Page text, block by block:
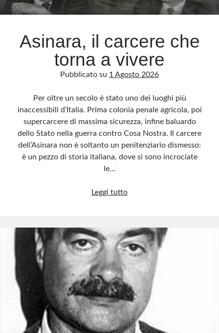
Archivio
Archivi
Questo blog non rappresenta una testata giornalistica, in quanto viene aggiornato
senza alcuna periodicità. Non può pertanto considerarsi un prodotto editoriale ai
sensi della legge n· 62 del 7.03.2001. L’autore non è responsabile di quanto
pubblicato dai lettori nei commenti ai vari post. Saranno comunque cancellati quelli
ritenuti offensivi o lesivi dell’immagine o dell’onorabilità di terzi, di genere spam,
razzisti o che contengano dati personali non conformi al rispetto delle norme sulla
diritti d’autore, vi invito a comunicarlo via e-mail a info[at]dinovalle.it e saranno
Feed dei commenti
Asinara, il carcere che
torna a vivere
Pubblicato su 1 Agosto 2026
Per oltre un secolo è stato uno dei luoghi più
inaccessibili d’Italia. Prima colonia penale agricola, poi
supercarcere di massima sicurezza, infine baluardo
dello Stato nella guerra contro Cosa Nostra. Il carcere
dell’Asinara non è soltanto un penitenziario dismesso:
è un pezzo di storia italiana, dove si sono incrociate
le…
Leggi tuttoAsinara,
che
torna
a
vivere